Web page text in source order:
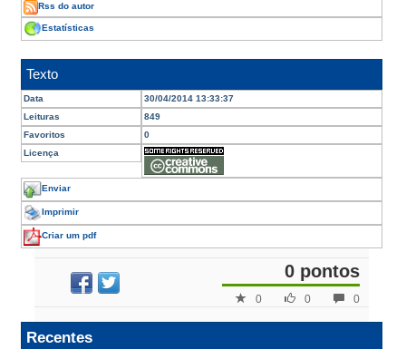
Rss do autor
Estatísticas
Texto
Data
30/04/2014 13:33:37
Leituras
849
Favoritos
0
Licença
Enviar
Imprimir
Criar um pdf
0 pontos
0
0
0
Recentes